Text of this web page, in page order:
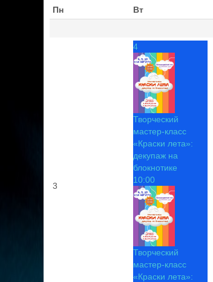
Пн
Вт
3
4
Творческий
мастер-класс
«Краски лета»:
декупаж на
блокнотике
10:00
Творческий
мастер-класс
«Краски лета»: